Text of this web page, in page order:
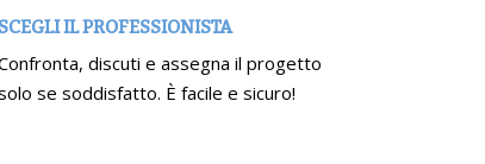
SCEGLI IL PROFESSIONISTA
discuti e assegna il progetto
se soddisfatto. È facile e sicuro!